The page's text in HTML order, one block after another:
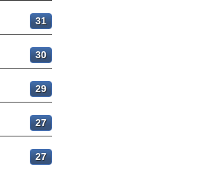
31
30
29
27
27